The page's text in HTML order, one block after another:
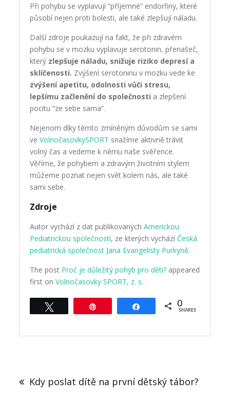
Při pohybu se vyplavují “příjemné” endorfiny, které
působí nejen proti bolesti, ale také zlepšují náladu.
Další zdroje poukazují na fakt, že při zdravém
pohybu se v mozku vyplavuje serotonin, přenašeč,
který zlepšuje náladu, snižuje riziko depresí a
sklíčenosti. Zvýšení serotoninu v mozku vede ke
zvýšení apetitu, odolnosti vůči stresu,
lepšímu začlenění do společnosti a zlepšení
pocitu “ze sebe sama”.
Nejenom díky těmto zmíněným důvodům se sami
veVolnočasovkySPORT snažíme aktivně trávit
volný čas a vedeme k němu naše svěřence.
Věříme, že pohybem a zdravým životním stylem
můžeme poznat nejen svět kolem nás, ale také
sami sebe.
Zdroje
Autor vychází z dat publikovanýchAmerickou
Pediatrickou společností, ze kterých vycházíČeská
pediatrická společnost Jana Evangelisty Purkyně.
The post Proč je důležitý pohyb pro děti? appeared
first onVolnočasovky SPORT, z. s..
Share 0
SHARES
navigation
Kdy poslat dítě na první dětský tábor?